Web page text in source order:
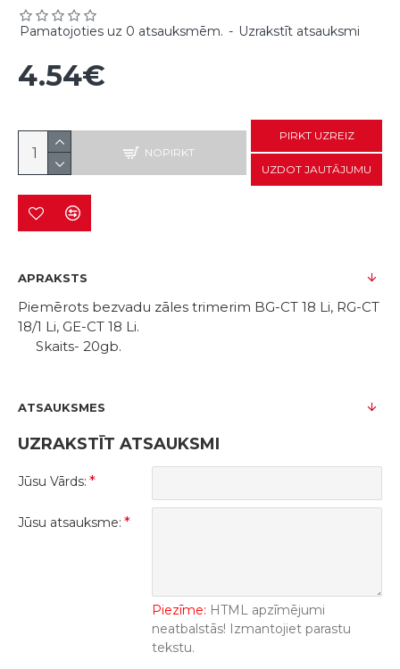
Pamatojoties uz 0 atsauksmēm. - Uzrakstīt atsauksmi
4.54€
NOPIRKT
PIRKT UZREIZ
UZDOT JAUTĀJUMU
APRAKSTS
Piemērots bezvadu zāles trimerim BG-CT 18 Li, RG-CT
18/1 Li, GE-CT 18 Li.
Skaits- 20gb.
ATSAUKSMES
UZRAKSTĪT ATSAUKSMI
Jūsu Vārds:
Jūsu atsauksme:
Piezīme: HTML apzīmējumi
neatbalstās! Izmantojiet parastu
tekstu.